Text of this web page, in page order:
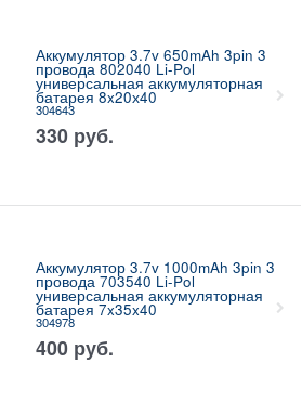
Аккумулятор 3.7v 650mAh 3pin 3
провода 802040 Li-Pol
универсальная аккумуляторная
батарея 8x20х40
304643
330 руб.
Аккумулятор 3.7v 1000mAh 3pin 3
провода 703540 Li-Pol
универсальная аккумуляторная
батарея 7x35x40
304978
400 руб.